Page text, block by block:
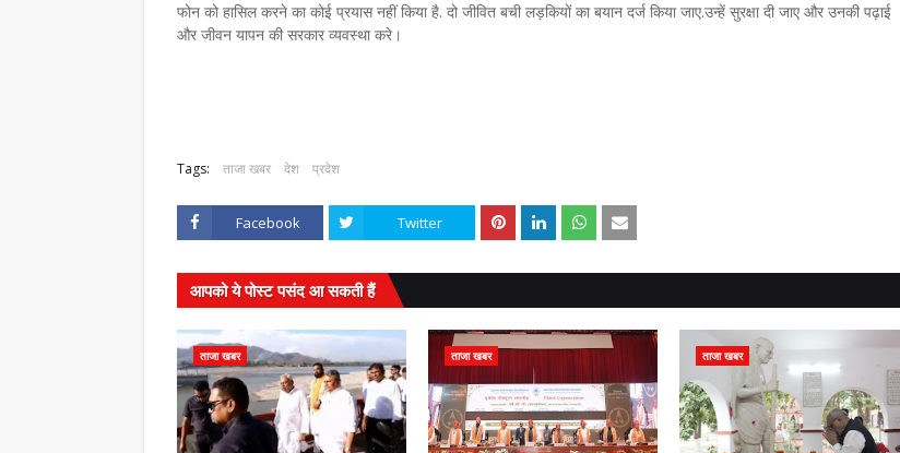
फोन को हासिल करने का कोई प्रयास नहीं किया है. दो जीवित बची लड़कियों का बयान दर्ज किया जाए.उन्हें सुरक्षा दी जाए और उनकी पढ़ाई
और जीवन यापन की सरकार व्यवस्था करे।
Tags: ताजा खबर देश प्रदेश
Facebook Twitter
आपको ये पोस्ट पसंद आ सकती हैं
ताजा खबर ताजा खबर ताजा खबर